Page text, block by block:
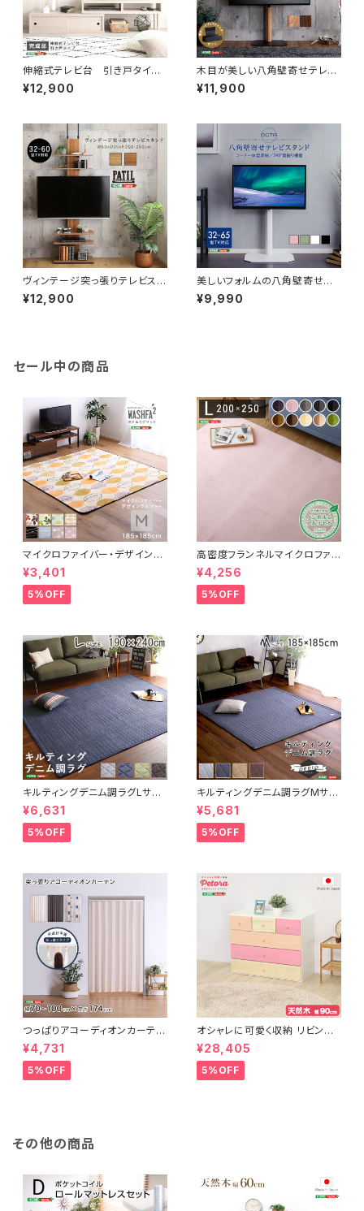
伸縮式テレビ台 引き戸タイ
プ SD-120EX
¥12,900
木目が美しい八角壁寄せテレビ
スタンドロータイプ専用 ハー
ドディスクホルダーセット OT
¥11,900
ヴィンテージ突っ張りテレビスタ
ンド PPWAT
¥12,900
美しいフォルムの八角壁寄せテ
レビスタンド 【OCTA -オク
タ-】 OTG
¥9,990
セール中の商品
マイクロファイバー・デザインラ
グマットMサイズ（185×185cm）
洗えるラグマット 【WASHFA2】
FRG-D2-M
¥3,401
5%OFF
高密度フランネルマイクロファイ
バー・ラグマットLサイズ（200×2
50cm）洗えるラグマット｜ナル
トレア
¥4,256
5%OFF
キルティングデニム調ラグLサイ
ズ(190x240cm)オールシーズ
ン、滑り止め付き、手洗い対応【D
erid-デリッド-】 DRG-L
¥6,631
5%OFF
キルティングデニム調ラグMサイ
ズ(185x185cm)オールシーズ
ン、滑り止め付き、手洗い対応【D
erid-デリッド-】 DRG-M
¥5,681
5%OFF
つっぱりアコーディオンカーテ
ン 100×174cm SH-16-TA
DC
¥4,731
5%OFF
オシャレに可愛く収納 リビング
用ローチェスト 4段 幅90cm
天然木（桐）日本製｜petora-
ペトラ- SH-08-PTR90
¥28,405
5%OFF
その他の商品